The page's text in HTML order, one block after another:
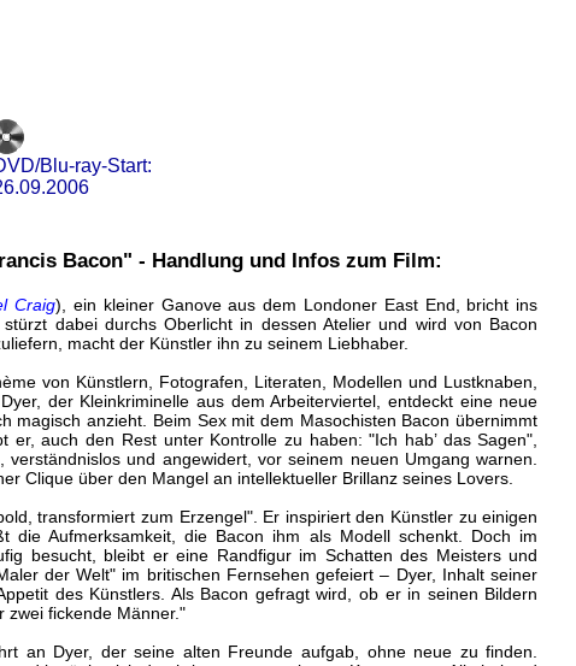
Blu-ray-Start:
Bacon" - Handlung und Infos zum Film:
Craig), ein kleiner Ganove aus dem Londoner East End, bricht ins
dabei durchs Oberlicht in dessen Atelier und wird von Bacon
macht der Künstler ihn zu seinem Liebhaber.
von Künstlern, Fotografen, Literaten, Modellen und Lustknaben,
der Kleinkriminelle aus dem Arbeiterviertel, entdeckt eine neue
magisch anzieht. Beim Sex mit dem Masochisten Bacon übernimmt
auch den Rest unter Kontrolle zu haben: "Ich hab’ das Sagen",
und angewidert, vor seinem neuen Umgang warnen.
Clique über den Mangel an intellektueller Brillanz seines Lovers.
transformiert zum Erzengel". Er inspiriert den Künstler zu einigen
die Aufmerksamkeit, die Bacon ihm als Modell schenkt. Doch im
besucht, bleibt er eine Randfigur im Schatten des Meisters und
der Welt" im britischen Fernsehen gefeiert – Dyer, Inhalt seiner
des Künstlers. Als Bacon gefragt wird, ob er in seinen Bildern
zwei fickende Männer."
an Dyer, der seine alten Freunde aufgab, ohne neue zu finden.